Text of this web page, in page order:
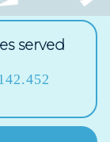
served